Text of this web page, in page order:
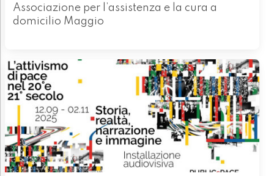
Associazione per l’assistenza e la cura a
domicilio Maggio